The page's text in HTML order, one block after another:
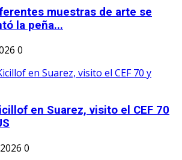
muestras de arte se
la peña...
0
en Suarez, visito el CEF 70
0